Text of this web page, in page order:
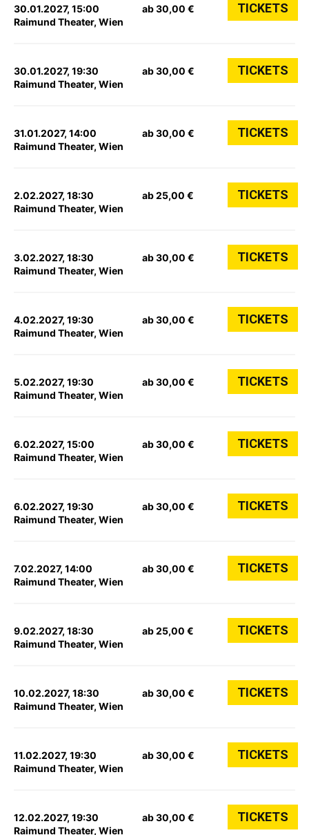
30.01.2027, 15:00
Raimund Theater, Wien
ab 30,00 € TICKETS
30.01.2027, 19:30
Raimund Theater, Wien
ab 30,00 € TICKETS
31.01.2027, 14:00
Raimund Theater, Wien
ab 30,00 € TICKETS
2.02.2027, 18:30
Raimund Theater, Wien
ab 25,00 € TICKETS
3.02.2027, 18:30
Raimund Theater, Wien
ab 30,00 € TICKETS
4.02.2027, 19:30
Raimund Theater, Wien
ab 30,00 € TICKETS
5.02.2027, 19:30
Raimund Theater, Wien
ab 30,00 € TICKETS
6.02.2027, 15:00
Raimund Theater, Wien
ab 30,00 € TICKETS
6.02.2027, 19:30
Raimund Theater, Wien
ab 30,00 € TICKETS
7.02.2027, 14:00
Raimund Theater, Wien
ab 30,00 € TICKETS
9.02.2027, 18:30
Raimund Theater, Wien
ab 25,00 € TICKETS
10.02.2027, 18:30
Raimund Theater, Wien
ab 30,00 € TICKETS
11.02.2027, 19:30
Raimund Theater, Wien
ab 30,00 € TICKETS
12.02.2027, 19:30
Raimund Theater, Wien
ab 30,00 € TICKETS